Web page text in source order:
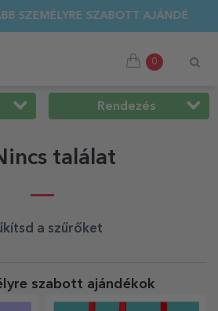
TÖBB MINT 100 SZEMÉLYRE
0
Rendezés
találat
a szűrőket
szabott ajándékok